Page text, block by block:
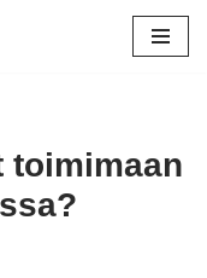
toimimaan